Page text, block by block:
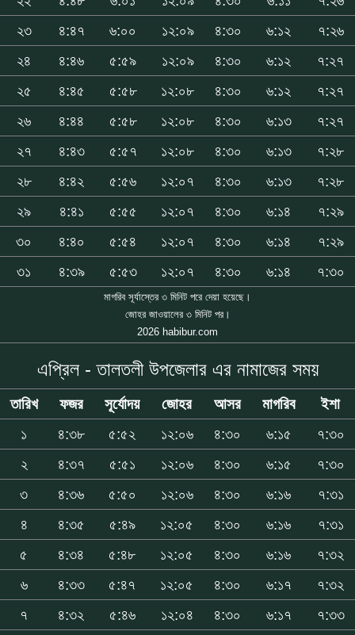
২৩
৪:৪৭ ৬:০০ ১২:০৯ ৪:৩০ ৬:১২
৭:২৬
২৪
৪:৪৬ ৫:৫৯ ১২:০৯ ৪:৩০ ৬:১২
৭:২৭
২৫
৪:৪৫ ৫:৫৮ ১২:০৮ ৪:৩০ ৬:১২
৭:২৭
২৬
৪:৪৪ ৫:৫৮ ১২:০৮ ৪:৩০ ৬:১৩
৭:২৭
২৭
৪:৪৩ ৫:৫৭ ১২:০৮ ৪:৩০ ৬:১৩
৭:২৮
২৮
৪:৪২ ৫:৫৬ ১২:০৭ ৪:৩০ ৬:১৩
৭:২৮
২৯
৪:৪১ ৫:৫৫ ১২:০৭ ৪:৩০ ৬:১৪
৭:২৯
৩০
৪:৪০ ৫:৫৪ ১২:০৭ ৪:৩০ ৬:১৪
৭:২৯
৩১
৪:৩৯ ৫:৫৩ ১২:০৭ ৪:৩০ ৬:১৪ ৭:৩০
মাগরিব সূর্যাস্তের ৩ মিনিট পরে দেয়া হয়েছে।
জোহর জাওয়ালের ৩ মিনিট পর।
2026 habibur.com
এপ্রিল - তালতলী উপজেলার এর নামাজের সময়
তারিখ ফজর সূর্যোদয় জোহর আসর মাগরিব
ইশা
১
৪:৩৮ ৫:৫২ ১২:০৬ ৪:৩০ ৬:১৫
৭:৩০
২
৪:৩৭ ৫:৫১ ১২:০৬ ৪:৩০ ৬:১৫
৭:৩০
৩
৪:৩৬ ৫:৫০ ১২:০৬ ৪:৩০ ৬:১৬
৭:৩১
৪
৪:৩৫ ৫:৪৯ ১২:০৫ ৪:৩০ ৬:১৬
৭:৩১
৫
৪:৩৪ ৫:৪৮ ১২:০৫ ৪:৩০ ৬:১৬
৭:৩২
৬
৪:৩৩ ৫:৪৭ ১২:০৫ ৪:৩০ ৬:১৭
৭:৩২
৭
৪:৩২ ৫:৪৬ ১২:০৪ ৪:৩০ ৬:১৭
৭:৩৩